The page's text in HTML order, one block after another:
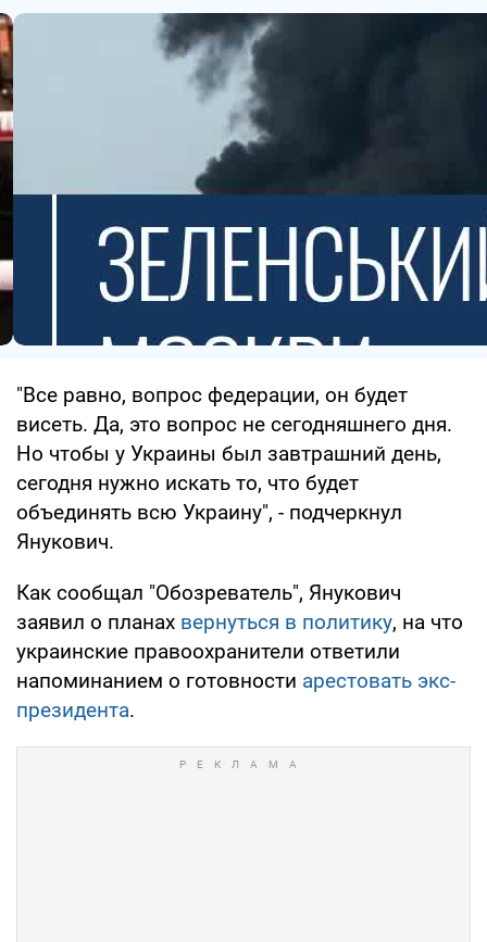
"Все равно, вопрос федерации, он будет
висеть. Да, это вопрос не сегодняшнего дня.
Но чтобы у Украины был завтрашний день,
сегодня нужно искать то, что будет
объединять всю Украину", - подчеркнул
Янукович.
Как сообщал "Обозреватель", Янукович
заявил о планах вернуться в политику, на что
украинские правоохранители ответили
напоминанием о готовности арестовать экс-
президента.